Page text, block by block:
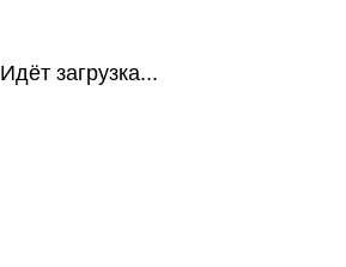
Идёт загрузка...